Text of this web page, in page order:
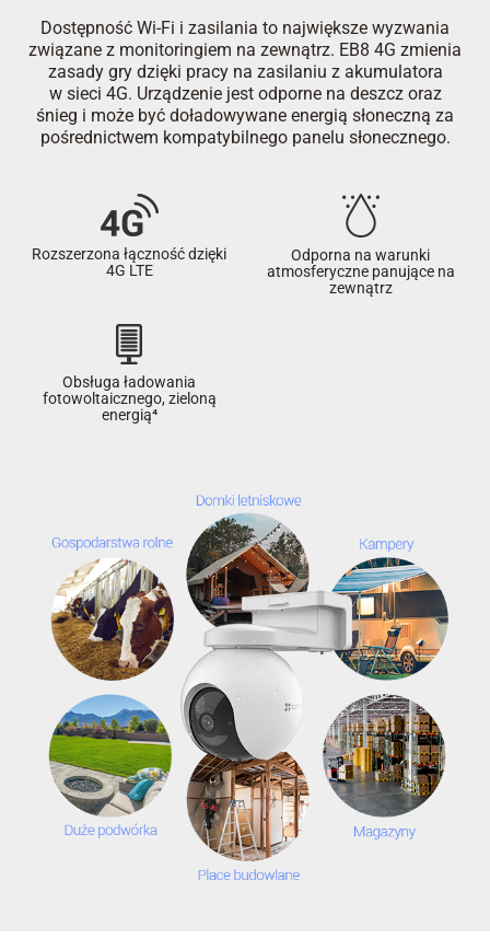
Dostępność Wi-Fi i zasilania to największe wyzwania
związane z monitoringiem na zewnątrz. EB8 4G zmienia
zasady gry dzięki pracy na zasilaniu z akumulatora
w sieci 4G. Urządzenie jest odporne na deszcz oraz
śnieg i może być doładowywane energią słoneczną za
pośrednictwem kompatybilnego panelu słonecznego.
Rozszerzona łączność dzięki
4G LTE
Odporna na warunki
atmosferyczne panujące na
zewnątrz
Obsługa ładowania
fotowoltaicznego, zieloną
energią⁴